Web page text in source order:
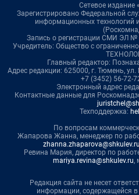
Сетевое издание
Зарегистрировано Федеральной
информационных технологий
Запись о регистрации СМИ ЭЛ №
Учредитель: Общество с
Главный редактор:
Адрес редакции: 625000, г. Тюмень,
+7 (3452) 56-72-
Электронный адрес
Контактные данные для
Техподдержка:
По вопросам
Жапарова Жанна, менеджер по
zhanna.zhaparova@shkulev.ru
Ревина Мария, директор по
mariya.revina@shkulev.ru,
Редакция сайта не несет
информации, содержащейся